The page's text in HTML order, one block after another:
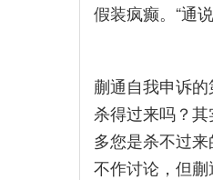
假装疯癫。“通
蒯通自我申诉
杀得过来吗？
多您是杀不过
不作讨论，但